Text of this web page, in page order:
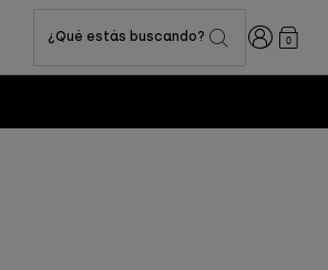
¿Qué estás buscando? Iniciar0